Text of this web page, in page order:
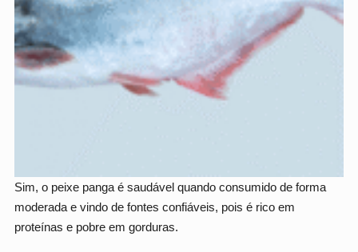
Sim, o peixe panga é saudável quando consumido de forma
moderada e vindo de fontes confiáveis, pois é rico em
proteínas e pobre em gorduras.